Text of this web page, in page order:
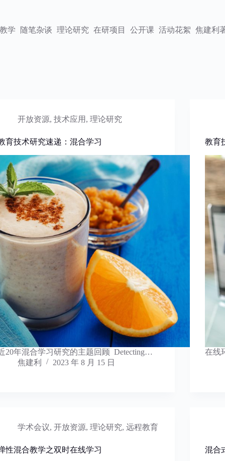
学 随笔杂谈 理论研究 在研项目 公开课 活动花絮 焦建利
开放资源,技术应用 ,理论研究
育技术研究速递：混合学习
20年混合学习研究的主题回顾 Detecting…
焦建利
2023 年 8 月 15 日
教育
在线
学术会议,开放资源,理论研究,远程教育
性混合教学之双时在线学习 混合